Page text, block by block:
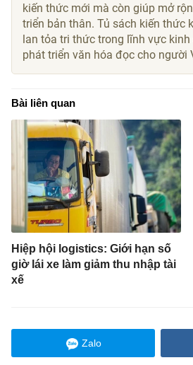
kiến thức mới mà còn giúp mở
triển bản thân. Tủ sách kiến thức
lan tỏa tri thức trong lĩnh vực
phát triển văn hóa đọc cho người
Bài liên quan
Hiệp hội logistics: Giới hạn số
giờ lái xe làm giảm thu nhập tài
xế
Zalo